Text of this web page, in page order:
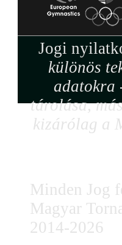
Jogi
különös
adatokra
tárolása,
kizárólag a
Minden Jog
Magyar
2014-2026